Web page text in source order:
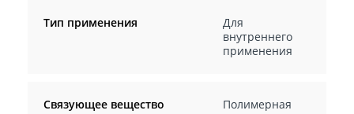
Тип применения
Для
внутреннего
применения
Связующее вещество Полимерная